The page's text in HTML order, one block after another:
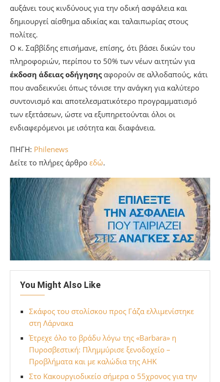
αυξάνει τους κινδύνους για την οδική ασφάλεια και
δημιουργεί αίσθημα αδικίας και ταλαιπωρίας στους
πολίτες.
Ο κ. Σαββίδης επισήμανε, επίσης, ότι βάσει δικών του
πληροφοριών, περίπου το 50% των νέων αιτητών για
έκδοση άδειας οδήγησηςαφορούν σε αλλοδαπούς, κάτι
που αναδεικνύει όπως τόνισε την ανάγκη για καλύτερο
συντονισμό και αποτελεσματικότερο προγραμματισμό
των εξετάσεων, ώστε να εξυπηρετούνται όλοι οι
ενδιαφερόμενοι με ισότητα και διαφάνεια.
ΠΗΓΗ: Philenews
Δείτε το πλήρες άρθρο εδώ.
You Might Also Like
Σκάφος του στολίσκου προς Γάζα ελλιμενίστηκε
στη Λάρνακα
Έτρεχε όλο το βράδυ λόγω της «Barbara» η
Πυροσβεστική: Πλημμύρισε ξενοδοχείο –
Προβλήματα και με καλώδια της ΑΗΚ
Στο Κακουργιοδικείο σήμερα ο 55χρονος για την